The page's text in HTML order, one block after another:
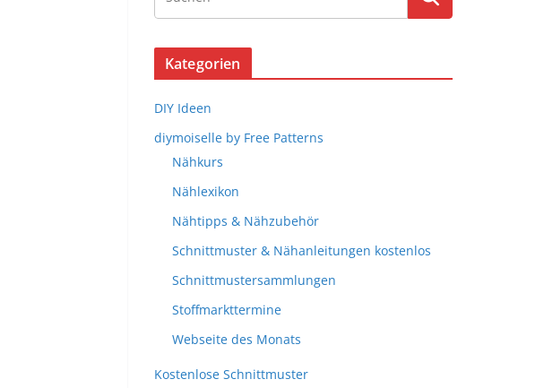
Kategorien
DIY Ideen
diymoiselle by Free Patterns
Nähkurs
Nählexikon
Nähtipps & Nähzubehör
Schnittmuster & Nähanleitungen kostenlos
Schnittmustersammlungen
Stoffmarkttermine
Webseite des Monats
Kostenlose Schnittmuster